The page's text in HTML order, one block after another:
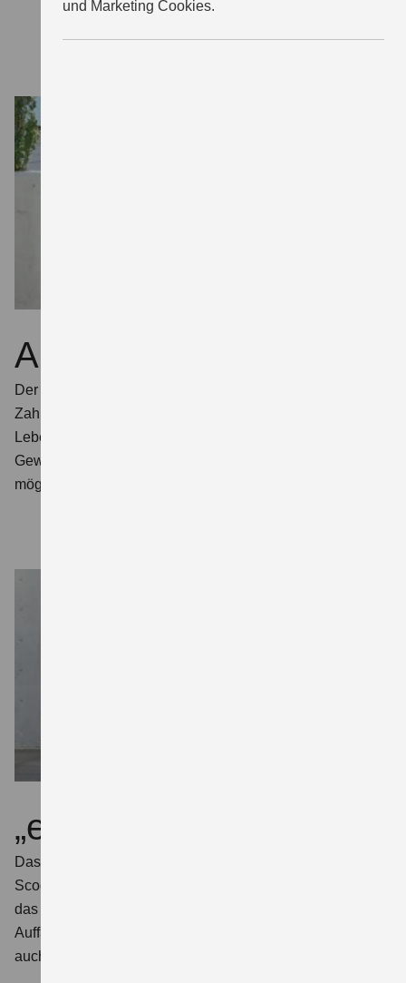
und Marketing Cookies.
Akku mit Ausdauer
Der Lithium-Eisenphosphat-Akku steht für Langlebigkeit. In
Zahlen heißt das: 2.000 Ladezyklen oder 7 Jahre
Lebensdauer. Die Kapazität von 3,07 kWh hält das
Gewicht niedrig und macht bis zu 80 km Reichweite
möglich. Drei Fahrmodi stehen zur Wahl.
„e“ wie elegant
Das „e“ im Namen könnte auch für die elegante Linie des
Scooters stehen: Klare Flächen und stilvolle Details wie
das vertikale LED-Positionslicht prägen die Linie.
Auffallend anders ist die Technik, nicht der Style. Warum
auch?